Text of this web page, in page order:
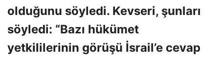
olduğunu söyledi. Kevseri, şunları
söyledi: “Bazı hükümet
yetkililerinin görüşü İsrail’e cevap